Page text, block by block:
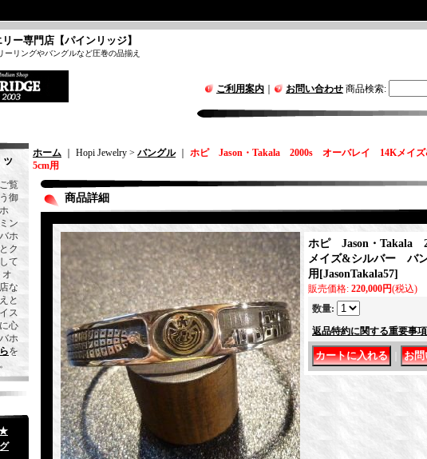
ー専門店【パインリッジ】
ーリングやバングルなど圧巻の品揃え
ご利用案内 お問い合わせ 商品検索:
覧
御
ン
ホ
ク
て
オ
な
と
ス
心
ホ
を
ホーム ｜ Hopi Jewelry > バングル｜ ホピ Jason・Takala 2000s オーバレイ 14Kメイズ
5cm用
商品詳細
ホピ Jason・Takala
メイズ&シルバー バン
用 [JasonTakala57]
販売価格: 220,000円(税込)
数量:
返品特約に関する重要事項